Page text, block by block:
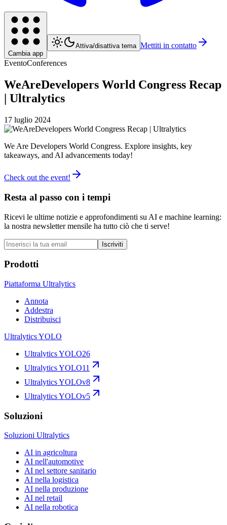
Cambia app
Attiva/disattiva tema Mettiti in contatto
EventoConferences
WeAreDevelopers World Congress Recap
| Ultralytics
17 luglio 2024
We Are Developers World Congress. Explore insights, key
takeaways, and AI advancements today!
Check out the event!
Resta al passo con i tempi
Ricevi le ultime notizie e approfondimenti su AI e machine learning:
la nostra newsletter mensile ha tutto ciò che ti serve!
Iscriviti
Prodotti
Piattaforma Ultralytics
Annota
Addestra
Distribuisci
Ultralytics YOLO
Ultralytics YOLO26
Ultralytics YOLO11
Ultralytics YOLOv8
Ultralytics YOLOv5
Soluzioni
Soluzioni Ultralytics
AI in agricoltura
AI nell'automotive
AI nel settore sanitario
AI nella logistica
AI nella produzione
AI nel retail
AI nella robotica